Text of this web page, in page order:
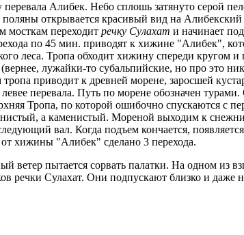
Алибек. Небо сплошь затянуто серой
открывается красивый вид на
мосткам переходитречку Сулахат и начинает
по 45 мин. приводят к хижине "Алибек",
леса. Тропа обходит хижину спереди кругом
лужайки-то субальпийские, но про это
приводит к древней морене, заросшей
левее перевала. Путь по морене обозначен
Тропа, по которой ошибочно спускаются с
а каменистый. Мореной выходим к
вал. Когда подъем кончается,
хижины "Алибек" сделано 3 перехода.
ветер пытается сорвать палатки. На одном из
речки Сулахат. Они подпускают близко и